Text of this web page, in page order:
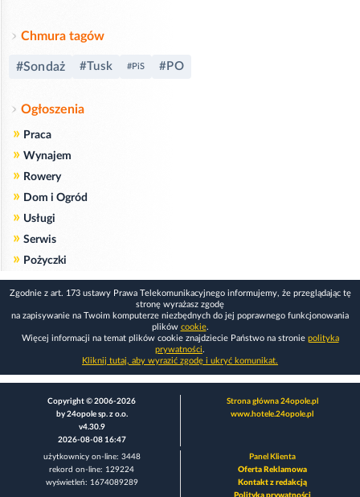
Chmura tagów
#Sondaż #Tusk #PiS #PO
Ogłoszenia
» Praca
» Wynajem
» Rowery
» Dom i Ogród
» Usługi
» Serwis
» Pożyczki
Zgodnie z art. 173 ustawy Prawa Telekomunikacyjnego informujemy, że przeglądając tę
stronę wyrażasz zgodę
na zapisywanie na Twoim komputerze niezbędnych do jej poprawnego funkcjonowania
plików cookie.
Więcej informacji na temat plików cookie znajdziecie Państwo na stronie polityka
prywatności.
Kliknij tutaj, aby wyrazić zgodę i ukryć komunikat.
Copyright © 2006-2026
by 24opole sp. z o.o.
v4.30.9
2026-08-08 16:47
Strona główna 24opole.pl
www.hotele.24opole.pl
użytkownicy on-line: 3448
rekord on-line: 129224
wyświetleń: 1674089289
Panel Klienta
Oferta Reklamowa
Kontakt z redakcją